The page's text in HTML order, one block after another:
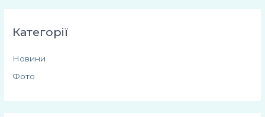
Категорії
Новини
Фото